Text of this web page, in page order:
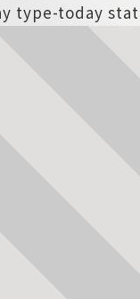
type-today